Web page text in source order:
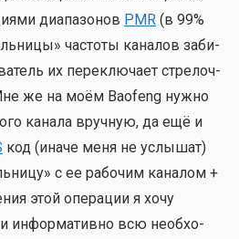
диа­па­зо­нов PMR (в 99%
часто­ты кана­лов заби­
их пере­клю­ча­ет стре­лоч­
же на моём Baofeng нуж­но
кана­ла вруч­ную, да ещё и
код (ина­че меня не услы­шат)
с ее рабо­чим кана­лом +
этой опе­ра­ции я хочу
и инфор­ма­тив­но всю необ­хо­